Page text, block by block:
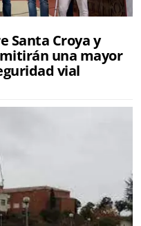
Santa Croya y
una mayor
vial